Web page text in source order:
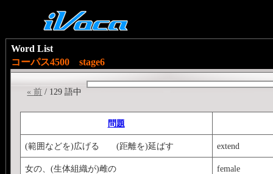
Word List
コーパス4500 stage6
« 前 / 129 語中
問題
(範囲などを)広げる (距離を)延ばす extend
女の、(生体組織が)雌の female